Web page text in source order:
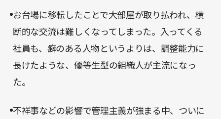
お台場に移転したことで大部屋が取り払われ、横
断的な交流は難しくなってしまった。入ってくる
社員も、癖のある人物というよりは、調整能力に
長けたような、優等生型の組織人が主流になっ
た。
不祥事などの影響で管理主義が強まる中、ついに